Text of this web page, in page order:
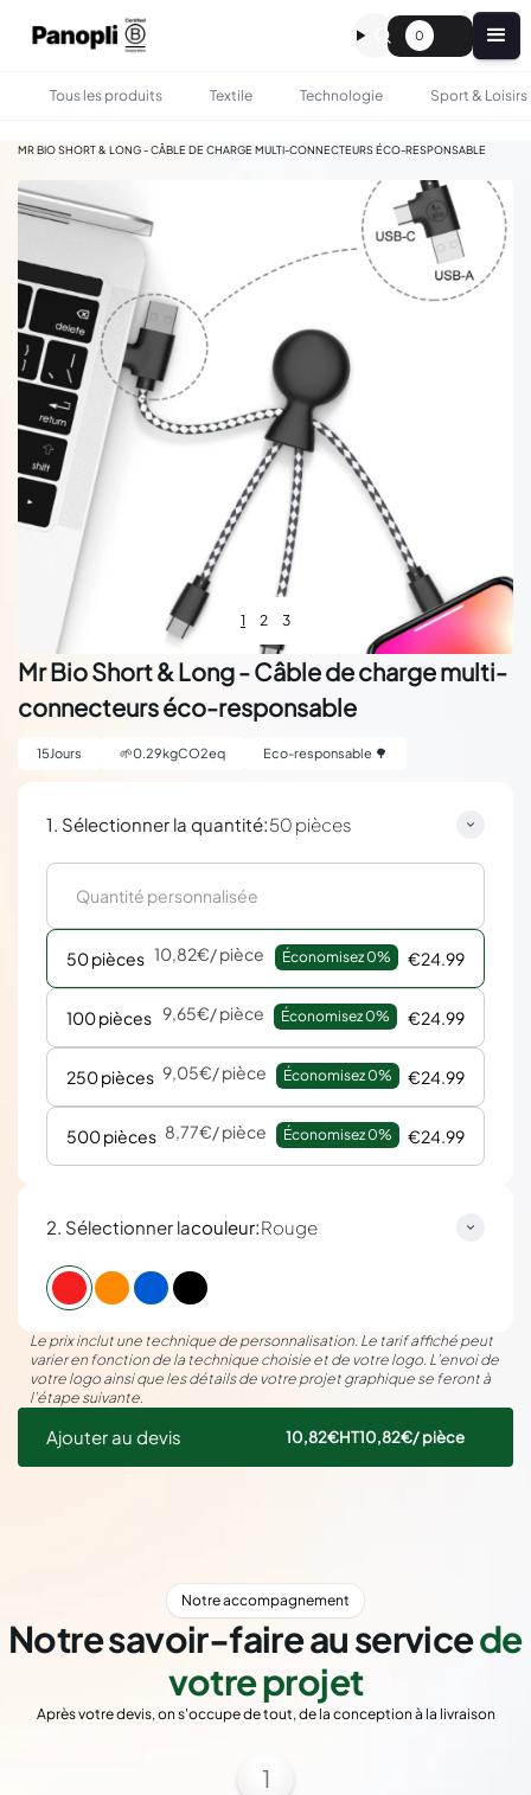
0
Tous les produits Textile Technologie Sport & Loisirs
MR BIO SHORT & LONG - CÂBLE DE CHARGE MULTI-CONNECTEURS ÉCO-RESPONSABLE
1 2 3
Mr Bio Short & Long - Câble de charge multi-
connecteurs éco-responsable
15 Jours 🌱0.29kgCO2eq Eco-responsable 🌳
1. Sélectionner la quantité:50 pièces
50 pièces 10,82€/ pièce Économisez 0% €24.99
100 pièces 9,65€/ pièce Économisez 0% €24.99
250 pièces 9,05€/ pièce Économisez 0% €24.99
500 pièces 8,77€/ pièce Économisez 0% €24.99
2. Sélectionner lacouleur:Rouge
Le prix inclut une technique de personnalisation. Le tarif affiché peut
varier en fonction de la technique choisie et de votre logo. L’envoi de
votre logo ainsi que les détails de votre projet graphique se feront à
l’étape suivante.
Ajouter au devis 10,82€HT10,82€/ pièce
Notre accompagnement
Notre savoir-faire au servicede
votre projet
Après votre devis, on s'occupe de tout, de la conception à la livraison
1